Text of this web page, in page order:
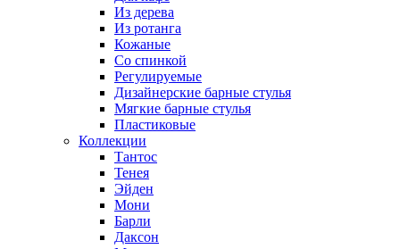
Из дерева
Из ротанга
Кожаные
Со спинкой
Регулируемые
Дизайнерские барные стулья
Мягкие барные стулья
Пластиковые
Коллекции
Тантос
Тенея
Эйден
Мони
Барли
Даксон